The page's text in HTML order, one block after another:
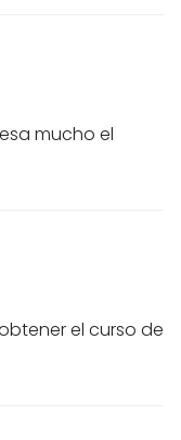
mucho el
el curso de